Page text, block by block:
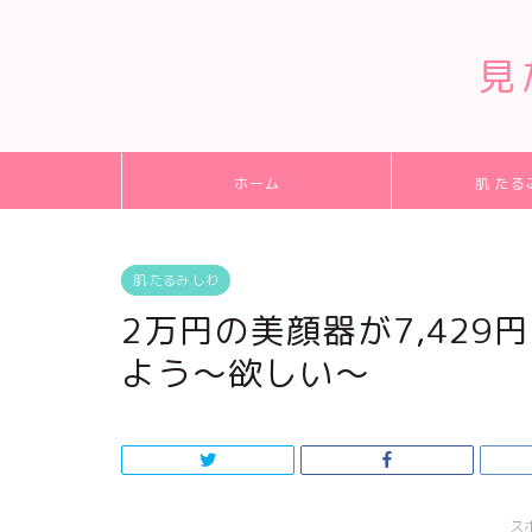
ホーム 肌 たる
肌 たるみ しわ
2万円の美顔器が7,429
よう～欲しい～
ス